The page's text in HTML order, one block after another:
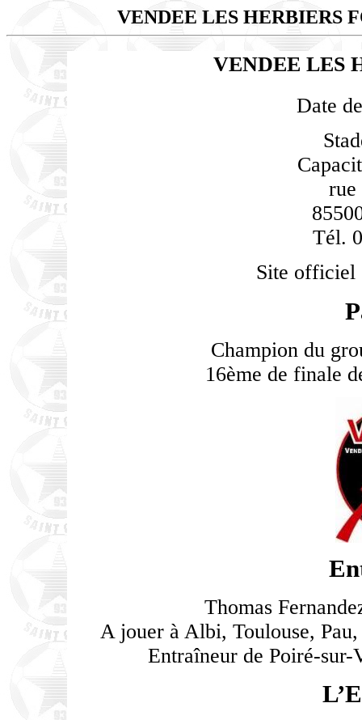
VENDEE LES HERBIERS
VENDEE LES
Date
rue
Tél.
Site
Champion du
16ème de finale
Thomas
A jouer à Albi, Toulouse,
Entraîneur de Poiré-sur-